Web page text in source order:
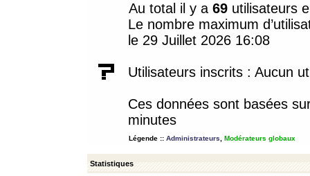
Au total il y a 69 utilisateurs
Le nombre maximum
le 29 Juillet 2026 16:08
Utilisateurs inscrits : Aucun
Ces données sont basées
minutes
Légende :: Administrateurs Modérateurs globaux
Statistiques